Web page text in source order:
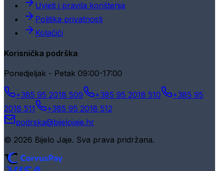
Uvjeti i pravila korištenja
Politika privatnosti
Kolačići
Korisnička podrška
Ponedjeljak - Petak 09:00-17:00
+385 95 2018 509 +385 95 2018 510
+385 95
2018 511
+385 95 2018 512
podrska@bijelojaje.hr
© 2026 Bijelo Jaje. Sva prava pridržana.